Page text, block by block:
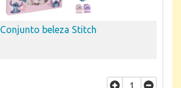
Conjunto beleza Stitch